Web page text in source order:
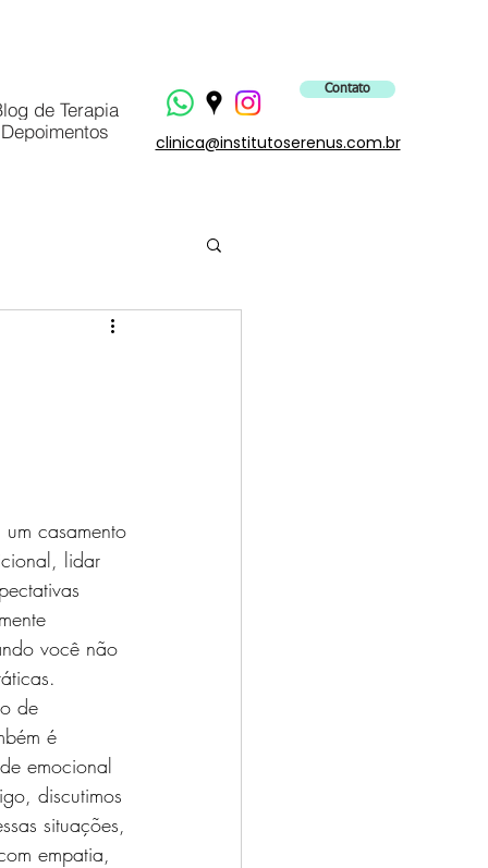
de Terapia
Depoimentos
Contato
clinica@institutoserenus.com.br
casamento
lidar
você não
de
é
emocional
discutimos
situações,
empatia,